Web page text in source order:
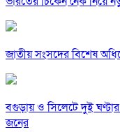
জাতীয় সংসদের বিশেষ
বগুড়ায় ও সিলেটে দুই
জনের